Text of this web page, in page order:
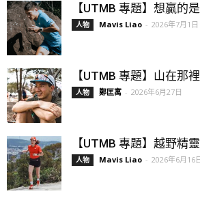
【UTMB 專題】想贏的
人物 Mavis Liao - 2026年7月1日
【UTMB 專題】山在那
人物 鄭匡寓 - 2026年6月27日
【UTMB 專題】越野精
人物 Mavis Liao - 2026年6月16